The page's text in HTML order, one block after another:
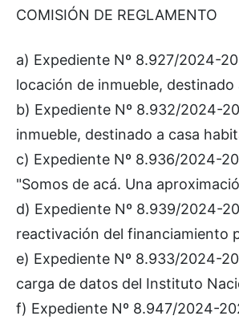
COMISIÓN DE REGLAMENTO
a) Expediente Nº 8.927/2024-
locación de inmueble,
b) Expediente Nº 8.932/2024-
inmueble, destinado a casa
c) Expediente Nº 8.936/2024-
"Somos de acá. Una
d) Expediente Nº 8.939/2024-
reactivación del financiamiento
e) Expediente Nº 8.933/2024-
carga de datos del Instituto
f) Expediente Nº 8.947/2024-